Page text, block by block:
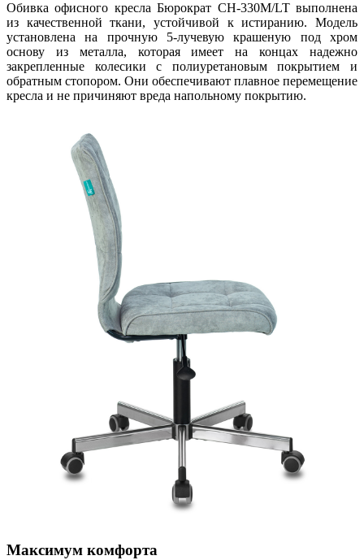
Обивка офисного кресла Бюрократ CH-330M/LT выполнена
из качественной ткани, устойчивой к истиранию. Модель
установлена на прочную 5-лучевую крашеную под хром
основу из металла, которая имеет на концах надежно
закрепленные колесики с полиуретановым покрытием и
обратным стопором. Они обеспечивают плавное перемещение
кресла и не причиняют вреда напольному покрытию.
Максимум комфорта